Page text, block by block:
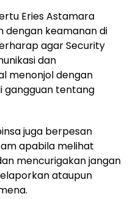
Eries Astamara
dengan keamanan di
agar Security
dan
menonjol dengan
gangguan tentang
juga berpesan
apabila melihat
mencurigakan jangan
ataupun